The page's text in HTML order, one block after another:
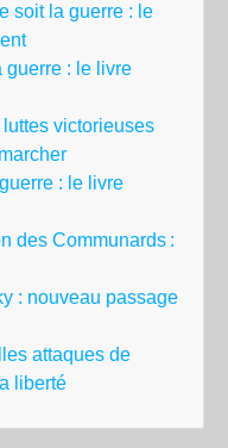
soit la guerre : le
guerre : le livre
luttes victorieuses
: le livre
des Communards :
: nouveau passage
attaques de
liberté